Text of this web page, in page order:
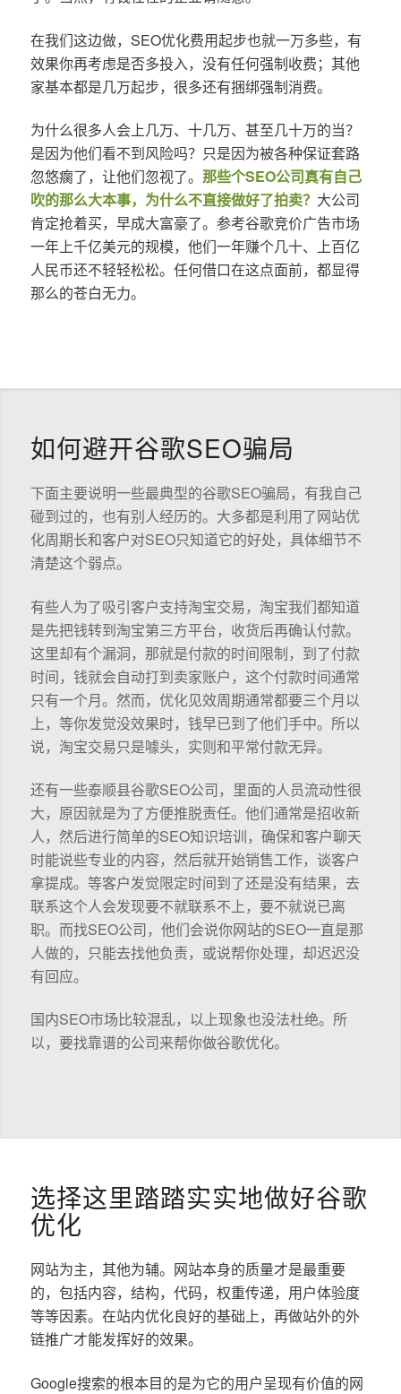
在我们这边做，SEO优化费用起步也就一万多些，有
效果你再考虑是否多投入，没有任何强制收费；其他
家基本都是几万起步，很多还有捆绑强制消费。
为什么很多人会上几万、十几万、甚至几十万的当？
是因为他们看不到风险吗？只是因为被各种保证套路
忽悠瘸了，让他们忽视了。 那些个SEO公司真有自己
吹的那么大本事，为什么不直接做好了拍卖？ 大公司
肯定抢着买，早成大富豪了。参考谷歌竞价广告市场
一年上千亿美元的规模，他们一年赚个几十、上百亿
人民币还不轻轻松松。任何借口在这点面前，都显得
那么的苍白无力。
如何避开谷歌SEO骗局
下面主要说明一些最典型的谷歌SEO骗局，有我自己
碰到过的，也有别人经历的。大多都是利用了网站优
化周期长和客户对SEO只知道它的好处，具体细节不
清楚这个弱点。
有些人为了吸引客户支持淘宝交易，淘宝我们都知道
是先把钱转到淘宝第三方平台，收货后再确认付款。
这里却有个漏洞，那就是付款的时间限制，到了付款
时间，钱就会自动打到卖家账户，这个付款时间通常
只有一个月。然而，优化见效周期通常都要三个月以
上，等你发觉没效果时，钱早已到了他们手中。所以
说，淘宝交易只是噱头，实则和平常付款无异。
还有一些泰顺县谷歌SEO公司，里面的人员流动性很
大，原因就是为了方便推脱责任。他们通常是招收新
人，然后进行简单的SEO知识培训，确保和客户聊天
时能说些专业的内容，然后就开始销售工作，谈客户
拿提成。等客户发觉限定时间到了还是没有结果，去
联系这个人会发现要不就联系不上，要不就说已离
职。而找SEO公司，他们会说你网站的SEO一直是那
人做的，只能去找他负责，或说帮你处理，却迟迟没
有回应。
国内SEO市场比较混乱，以上现象也没法杜绝。所
以，要找靠谱的公司来帮你做谷歌优化。
选择这里踏踏实实地做好谷歌
优化
网站为主，其他为辅。网站本身的质量才是最重要
的，包括内容，结构，代码，权重传递，用户体验度
等等因素。在站内优化良好的基础上，再做站外的外
链推广才能发挥好的效果。
Google搜索的根本目的是为它的用户呈现有价值的网